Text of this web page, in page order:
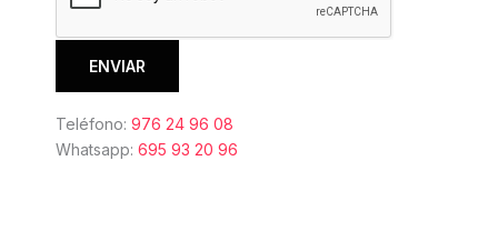
Teléfono: 976 24 96 08
Whatsapp: 695 93 20 96